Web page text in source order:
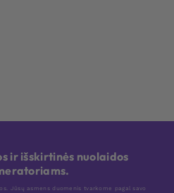
ir išskirtinės nuolaidos
Jūsų asmens duomenis tvarkome pagal savo